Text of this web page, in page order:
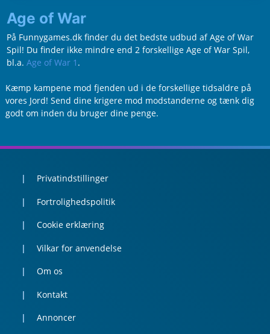
Age of War
På Funnygames.dk finder du det bedste udbud af Age of War
Spil! Du finder ikke mindre end 2 forskellige Age of War Spil,
bl.a. Age of War 1 .
Kæmp kampene mod fjenden ud i de forskellige tidsaldre på
vores Jord! Send dine krigere mod modstanderne og tænk dig
godt om inden du bruger dine penge.
Privatindstillinger
Fortrolighedspolitik
Cookie erklæring
Vilkar for anvendelse
Om os
Kontakt
Annoncer